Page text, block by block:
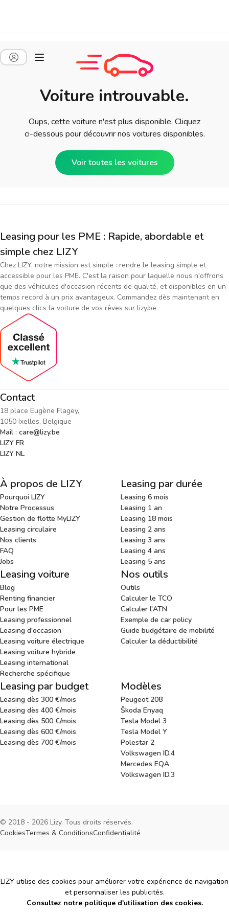
Voiture introuvable.
Oups, cette voiture n'est plus disponible. Cliquez
ci-dessous pour découvrir nos voitures disponibles.
Voir toutes les voitures
Leasing pour les PME : Rapide, abordable et
simple chez LIZY
Chez LIZY, notre mission est simple : rendre le leasing simple et
accessible pour les PME. C'est la raison pour laquelle nous n'offrons
que des véhicules d'occasion récents de qualité, et disponibles en un
temps record à un prix avantageux. Commandez dès maintenant en
quelques clics la voiture de vos rêves sur lizy.be
Contact
18 place Eugène Flagey,
1050 Ixelles, Belgique
Mail : care@lizy.be
LIZY FR
LIZY NL
À propos de LIZY
Pourquoi LIZY
Notre Processus
Gestion de flotte MyLIZY
Leasing circulaire
Nos clients
FAQ
Jobs
Leasing par durée
Leasing 6 mois
Leasing 1 an
Leasing 18 mois
Leasing 2 ans
Leasing 3 ans
Leasing 4 ans
Leasing 5 ans
Leasing voiture
Blog
Renting financier
Pour les PME
Leasing professionnel
Leasing d'occasion
Leasing voiture électrique
Leasing voiture hybride
Leasing international
Recherche spécifique
Nos outils
Outils
Calculer le TCO
Calculer l'ATN
Exemple de car policy
Guide budgétaire de mobilité
Calculer la déductibilité
Leasing par budget
Leasing dès 300 €/mois
Leasing dès 400 €/mois
Leasing dès 500 €/mois
Leasing dès 600 €/mois
Leasing dès 700 €/mois
Modèles
Peugeot 208
Škoda Enyaq
Tesla Model 3
Tesla Model Y
Polestar 2
Volkswagen ID.4
Mercedes EQA
Volkswagen ID.3
© 2018 - 2026 Lizy. Tous droits réservés.
CookiesTermes & ConditionsConfidentialité
Cookies
LIZY utilise des cookies pour améliorer votre expérience de navigation
et personnaliser les publicités.
Consultez notre politique d'utilisation des cookies.